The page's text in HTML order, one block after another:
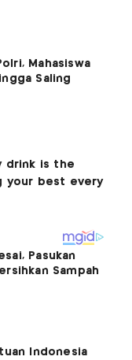
Mahasiswa
Saling
Pasukan
Sampah
Indonesia